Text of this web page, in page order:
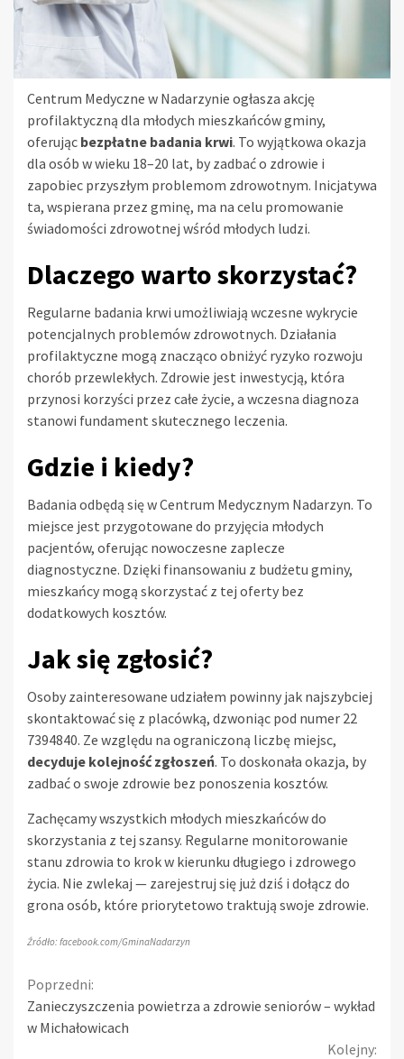
Centrum Medyczne w Nadarzynie ogłasza akcję
profilaktyczną dla młodych mieszkańców gminy,
oferując bezpłatne badania krwi. To wyjątkowa okazja
dla osób w wieku 18–20 lat, by zadbać o zdrowie i
zapobiec przyszłym problemom zdrowotnym. Inicjatywa
ta, wspierana przez gminę, ma na celu promowanie
świadomości zdrowotnej wśród młodych ludzi.
Dlaczego warto skorzystać?
Regularne badania krwi umożliwiają wczesne wykrycie
potencjalnych problemów zdrowotnych. Działania
profilaktyczne mogą znacząco obniżyć ryzyko rozwoju
chorób przewlekłych. Zdrowie jest inwestycją, która
przynosi korzyści przez całe życie, a wczesna diagnoza
stanowi fundament skutecznego leczenia.
Gdzie i kiedy?
Badania odbędą się w Centrum Medycznym Nadarzyn. To
miejsce jest przygotowane do przyjęcia młodych
pacjentów, oferując nowoczesne zaplecze
diagnostyczne. Dzięki finansowaniu z budżetu gminy,
mieszkańcy mogą skorzystać z tej oferty bez
dodatkowych kosztów.
Jak się zgłosić?
Osoby zainteresowane udziałem powinny jak najszybciej
skontaktować się z placówką, dzwoniąc pod numer 22
7394840. Ze względu na ograniczoną liczbę miejsc,
decyduje kolejność zgłoszeń. To doskonała okazja, by
zadbać o swoje zdrowie bez ponoszenia kosztów.
Zachęcamy wszystkich młodych mieszkańców do
skorzystania z tej szansy. Regularne monitorowanie
stanu zdrowia to krok w kierunku długiego i zdrowego
życia. Nie zwlekaj — zarejestruj się już dziś i dołącz do
grona osób, które priorytetowo traktują swoje zdrowie.
Źródło: facebook.com/GminaNadarzyn
Continue
Reading
Poprzedni:
Zanieczyszczenia powietrza a zdrowie seniorów – wykład
w Michałowicach
Kolejny: